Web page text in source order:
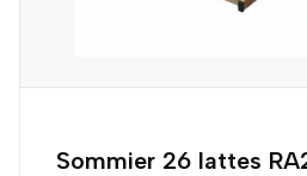
Sommier 26 lattes